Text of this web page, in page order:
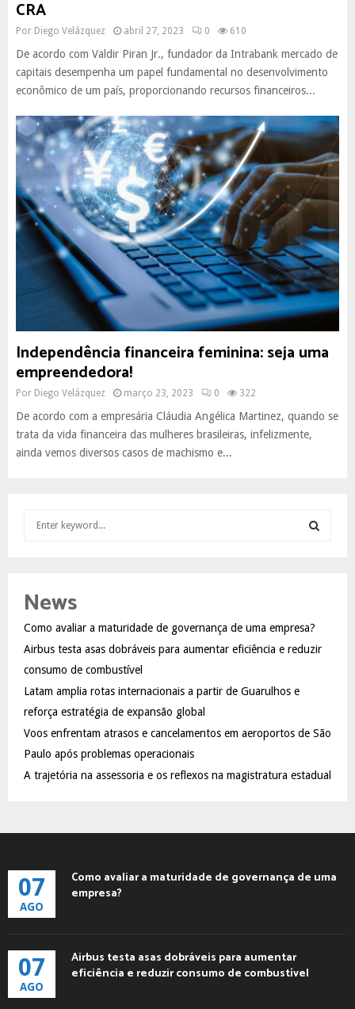
CRA
Por Diego Velázquez abril 27, 2023 0 610
De acordo com Valdir Piran Jr., fundador da Intrabank mercado de
capitais desempenha um papel fundamental no desenvolvimento
econômico de um país, proporcionando recursos financeiros...
Independência financeira feminina: seja uma
empreendedora!
Por Diego Velázquez março 23, 2023 0 322
De acordo com a empresária Cláudia Angélica Martinez, quando se
trata da vida financeira das mulheres brasileiras, infelizmente,
ainda vemos diversos casos de machismo e...
h
o
r
:
R
News
Como avaliar a maturidade de governança de uma empresa?
Airbus testa asas dobráveis para aumentar eficiência e reduzir
consumo de combustível
Latam amplia rotas internacionais a partir de Guarulhos e
reforça estratégia de expansão global
Voos enfrentam atrasos e cancelamentos em aeroportos de São
Paulo após problemas operacionais
A trajetória na assessoria e os reflexos na magistratura estadual
07
AGO
Como avaliar a maturidade de governança de uma
empresa?
07
AGO
Airbus testa asas dobráveis para aumentar
eficiência e reduzir consumo de combustível